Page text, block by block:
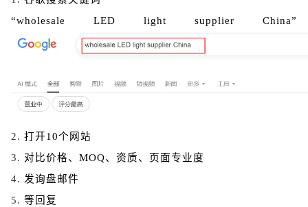
“wholesale LED light supplier China”
2. 打开10个网站
3. 对比价格、MOQ、资质、页面专业度
4. 发询盘邮件
5. 等回复